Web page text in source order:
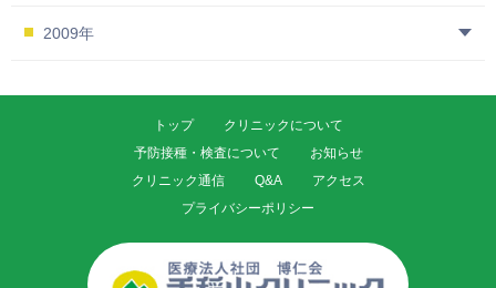
2009年
トップ
クリニックについて
予防接種・検査について
お知らせ
クリニック通信
Q&A
アクセス
プライバシーポリシー